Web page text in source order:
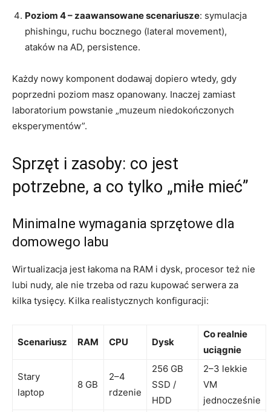
Poziom 4 – zaawansowane scenariusze: symulacja
phishingu, ruchu bocznego (lateral movement),
ataków na AD, persistence.
Każdy nowy komponent dodawaj dopiero wtedy, gdy
poprzedni poziom masz opanowany. Inaczej zamiast
laboratorium powstanie „muzeum niedokończonych
eksperymentów”.
Sprzęt i zasoby: co jest
potrzebne, a co tylko „miłe mieć”
Minimalne wymagania sprzętowe dla
domowego labu
Wirtualizacja jest łakoma na RAM i dysk, procesor też nie
lubi nudy, ale nie trzeba od razu kupować serwera za
kilka tysięcy. Kilka realistycznych konfiguracji:
Scenariusz RAM CPU Dysk
Co realnie
uciągnie
Stary
laptop
8 GB
2–4
rdzenie
256 GB
SSD /
HDD
2–3 lekkie
VM
jednocześnie